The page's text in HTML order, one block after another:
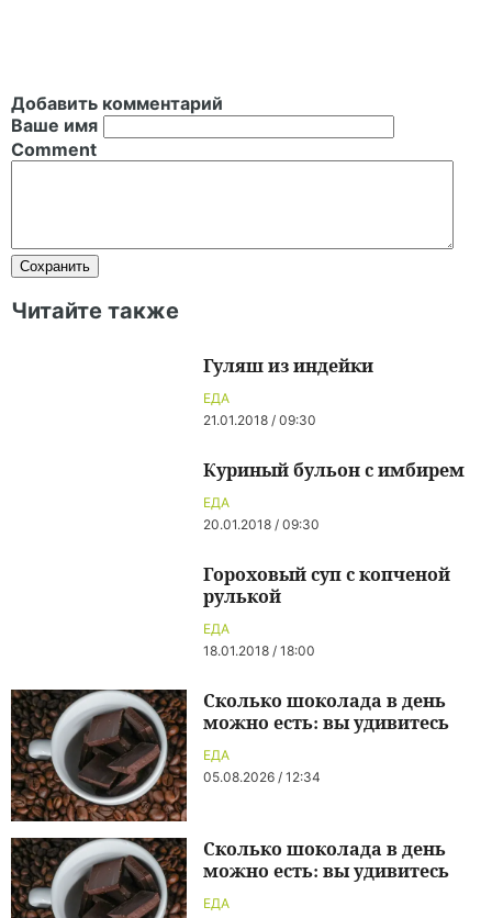
Добавить комментарий
Ваше имя
Comment
Читайте также
ЕДА
21.01.2018 / 09:30
Гуляш из индейки
ЕДА
20.01.2018 / 09:30
Куриный бульон с имбирем
ЕДА
18.01.2018 / 18:00
Гороховый суп с копченой
рулькой
ЕДА
05.08.2026 / 12:34
Сколько шоколада в день
можно есть: вы удивитесь
ЕДА
Сколько шоколада в день
можно есть: вы удивитесь